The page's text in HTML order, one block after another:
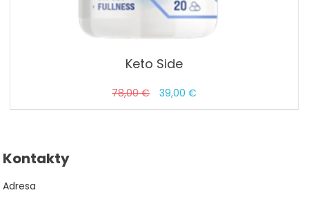
Keto Side
78,00€
Pôvodná
cena
39,00€
cena
Kontakty
Adresa